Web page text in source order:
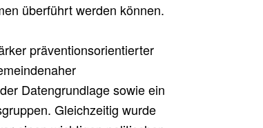
überführt werden können.
präventionsorientierter
Datengrundlage sowie ein
Gleichzeitig wurde